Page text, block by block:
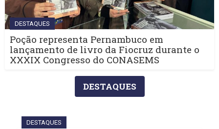
DESTAQUES
Poção representa Pernambuco em
lançamento de livro da Fiocruz durante o
XXXIX Congresso do CONASEMS
DESTAQUES
DESTAQUES